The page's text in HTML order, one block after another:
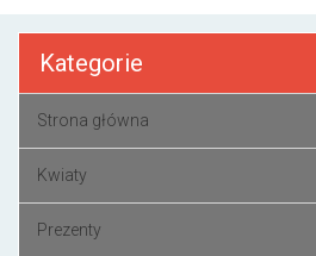
Kategorie
Strona główna
Kwiaty
Prezenty